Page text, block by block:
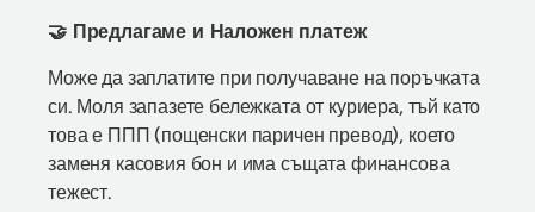
🤝 Предлагаме и Наложен платеж
Може да заплатите при получаване на поръчката
си. Моля запазете бележката от куриера, тъй като
това е ППП (пощенски паричен превод), което
заменя касовия бон и има същата финансова
тежест.